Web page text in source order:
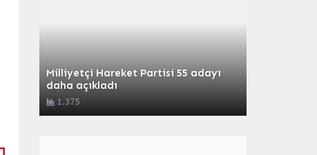
Milliyetçi Hareket Partisi 55 adayı
daha açıkladı
1.375